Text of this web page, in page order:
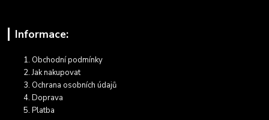
Informace:
Obchodní podmínky
Jak nakupovat
Ochrana osobních údajů
Doprava
Platba